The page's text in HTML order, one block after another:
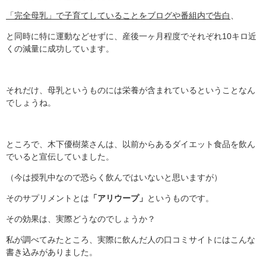
「完全母乳」で子育てしていることをブログや番組内で告白
と同時に特に運動などせずに、産後一ヶ月程度でそれぞれ10キロ近
くの減量に成功しています。
それだけ、母乳というものには栄養が含まれているということなん
でしょうね。
ところで、木下優樹菜さんは、以前からあるダイエット食品を飲ん
でいると宣伝していました。
（今は授乳中なので恐らく飲んではいないと思いますが）
そのサプリメントとは 「アリウープ」 というものです。
その効果は、実際どうなのでしょうか？
私が調べてみたところ、実際に飲んだ人の口コミサイトにはこんな
書き込みがありました。